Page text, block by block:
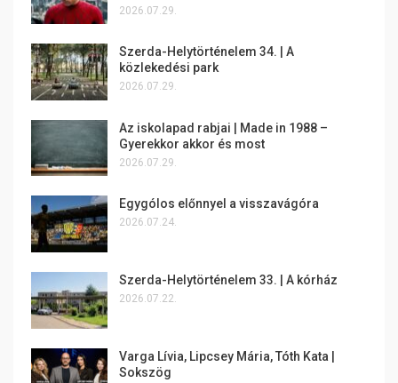
2026.07.29.
Szerda-Helytörténelem 34. | A
közlekedési park
2026.07.29.
Az iskolapad rabjai | Made in 1988 –
Gyerekkor akkor és most
2026.07.29.
Egygólos előnnyel a visszavágóra
2026.07.24.
Szerda-Helytörténelem 33. | A kórház
2026.07.22.
Varga Lívia, Lipcsey Mária, Tóth Kata |
Sokszög